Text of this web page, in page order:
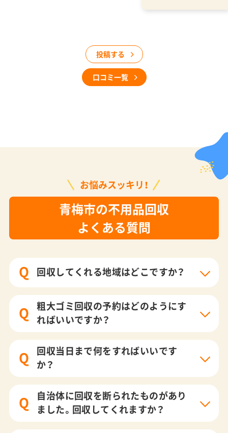
投稿する
口コミ一覧
お悩みスッキリ！
青梅市の不用品回収
よくある質問
Q 回収してくれる地域はどこですか？
Q
粗大ゴミ回収の予約はどのようにす
ればいいですか？
Q
回収当日まで何をすればいいです
か？
Q
自治体に回収を断られたものがあり
ました。回収してくれますか？